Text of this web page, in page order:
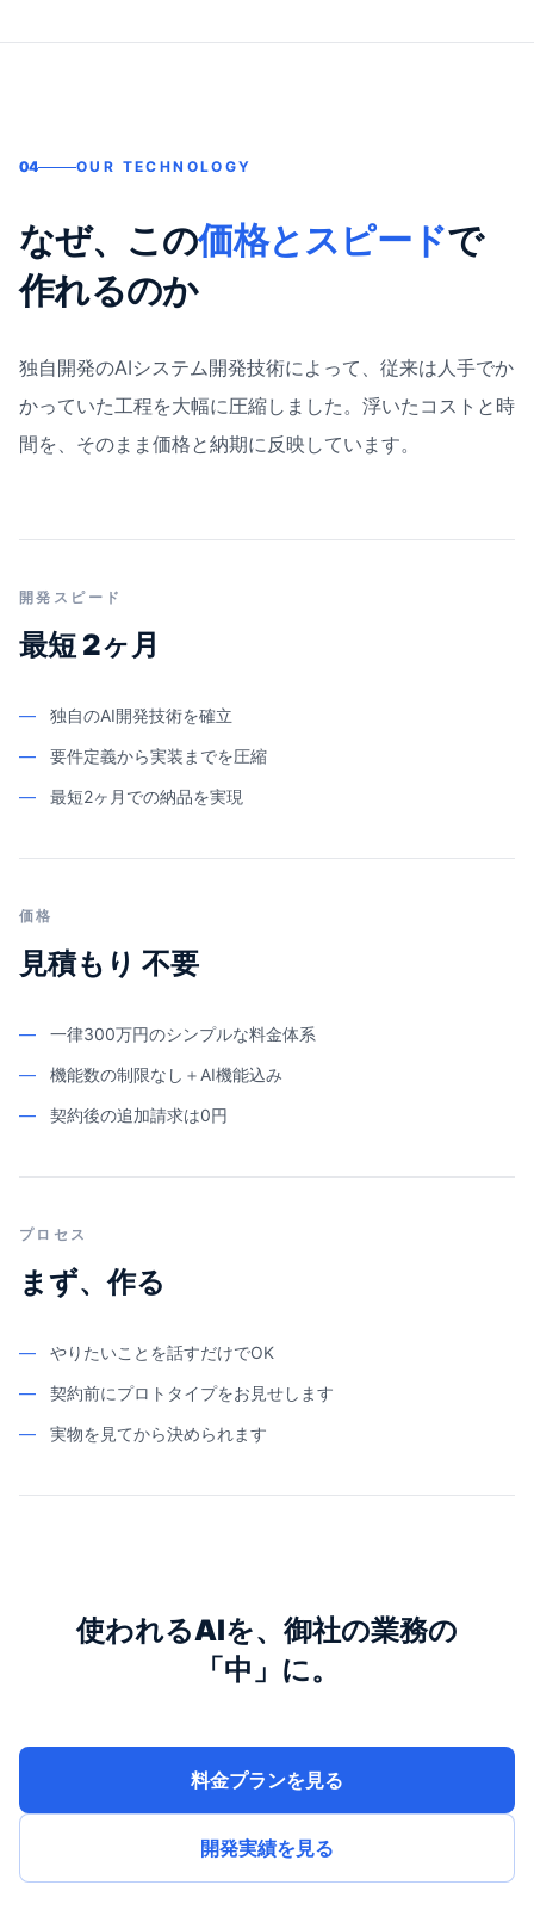
04 OUR TECHNOLOGY
なぜ、この価格とスピードで
作れるのか
独自開発のAIシステム開発技術によって、従来は人手でか
かっていた工程を大幅に圧縮しました。浮いたコストと時
間を、そのまま価格と納期に反映しています。
開発スピード
最短 2ヶ月
—
独自のAI開発技術を確立
—
要件定義から実装までを圧縮
—
最短2ヶ月での納品を実現
価格
見積もり 不要
—
一律300万円のシンプルな料金体系
—
機能数の制限なし＋AI機能込み
—
契約後の追加請求は0円
プロセス
まず、作る
—
やりたいことを話すだけでOK
—
契約前にプロトタイプをお見せします
—
実物を見てから決められます
使われるAIを、御社の業務の
「中」に。
料金プランを見る
開発実績を見る